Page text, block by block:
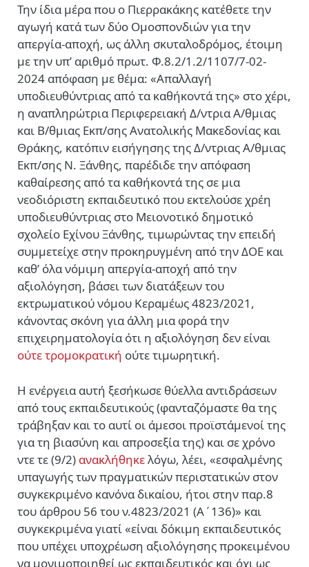
Την ίδια μέρα που ο Πιερρακάκης κατέθετε την
αγωγή κατά των δύο Ομοσπονδιών για την
απεργία-αποχή, ως άλλη σκυταλοδρόμος, έτοιμη
με την υπ’ αριθμό πρωτ. Φ.8.2/1.2/1107/7-02-
2024 απόφαση με θέμα: «Απαλλαγή
υποδιευθύντριας από τα καθήκοντά της» στο χέρι,
η αναπληρώτρια Περιφερειακή Δ/ντρια Α/θμιας
και Β/θμιας Εκπ/σης Ανατολικής Μακεδονίας και
Θράκης, κατόπιν εισήγησης της Δ/ντριας Α/θμιας
Εκπ/σης Ν. Ξάνθης, παρέδιδε την απόφαση
καθαίρεσης από τα καθήκοντά της σε μια
νεοδιόριστη εκπαιδευτικό που εκτελούσε χρέη
υποδιευθύντριας στο Μειονοτικό δημοτικό
σχολείο Εχίνου Ξάνθης, τιμωρώντας την επειδή
συμμετείχε στην προκηρυγμένη από την ΔΟΕ και
καθ’ όλα νόμιμη απεργία-αποχή από την
αξιολόγηση, βάσει των διατάξεων του
εκτρωματικού νόμου Κεραμέως 4823/2021,
κάνοντας σκόνη για άλλη μια φορά την
επιχειρηματολογία ότι η αξιολόγηση δεν είναι
ούτε τρομοκρατική ούτε τιμωρητική.
Η ενέργεια αυτή ξεσήκωσε θύελλα αντιδράσεων
από τους εκπαιδευτικούς (φανταζόμαστε θα της
τράβηξαν και το αυτί οι άμεσοι προϊστάμενοί της
για τη βιασύνη και απροσεξία της) και σε χρόνο
ντε τε (9/2) ανακλήθηκελόγω, λέει, «εσφαλμένης
υπαγωγής των πραγματικών περιστατικών στον
συγκεκριμένο κανόνα δικαίου, ήτοι στην παρ.8
του άρθρου 56 του ν.4823/2021 (Α΄136)» και
συγκεκριμένα γιατί «είναι δόκιμη εκπαιδευτικός
που υπέχει υποχρέωση αξιολόγησης προκειμένου
να μονιμοποιηθεί ως εκπαιδευτικός και όχι ως